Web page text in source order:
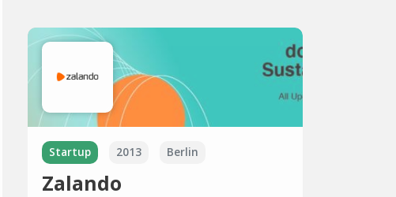
Startup 2013 Berlin
Zalando